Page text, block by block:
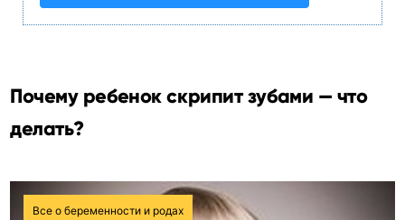
Почему ребенок скрипит зубами — что
делать?
Все о беременности и родах